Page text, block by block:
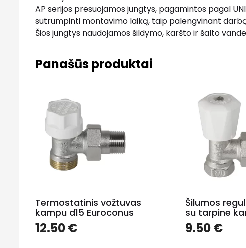
AP serijos presuojamos jungtys, pagamintos pagal
sutrumpinti montavimo laiką, taip palengvinant
Šios jungtys naudojamos šildymo, karšto ir šalto
Panašūs produktai
Termostatinis vožtuvas
kampu d15 Euroconus
12.50€
Šilumos
su tarpine
9.50€